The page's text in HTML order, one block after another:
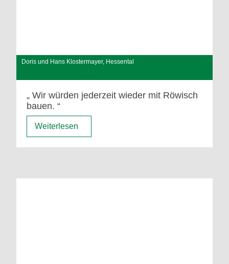
Doris und Hans Klostermayer, Hessental
Wir würden jederzeit wieder mit Röwisch
bauen.
Weiterlesen